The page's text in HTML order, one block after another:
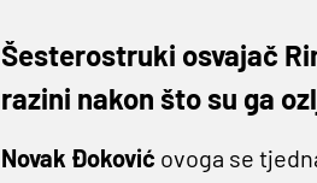
Šesterostruki osvajač
razini nakon što su ga
Novak Đoković ovoga se